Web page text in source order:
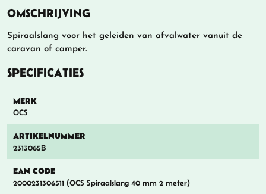
OMSCHRIJVING
Spiraalslang voor het geleiden van afvalwater vanuit de
caravan of camper.
SPECIFICATIES
MERK
OCS
ARTIKELNUMMER
2313065B
EAN CODE
2000231306511 (OCS Spiraalslang 40 mm 2 meter)